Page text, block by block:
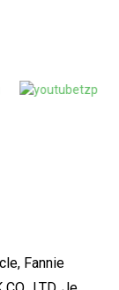
Fannie